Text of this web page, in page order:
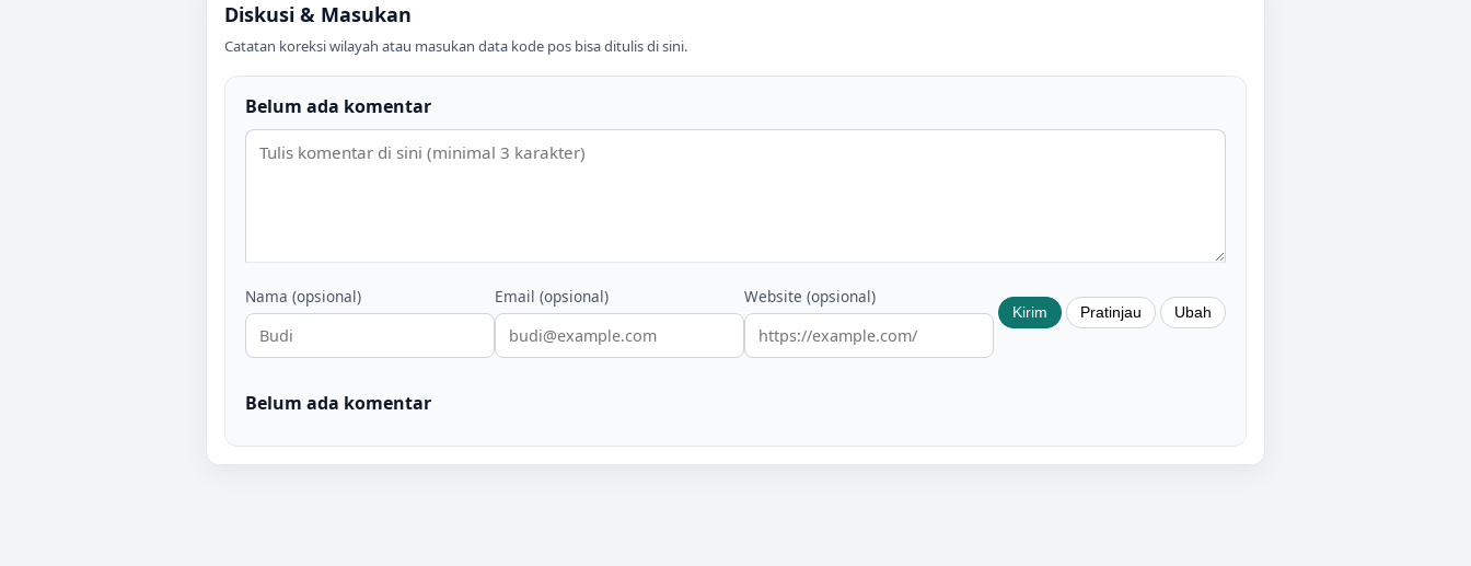
Diskusi & Masukan
Catatan koreksi wilayah atau masukan data kode pos bisa ditulis di sini.
Belum ada komentar
Nama (opsional) Email (opsional) Website (opsional)
Belum ada komentar